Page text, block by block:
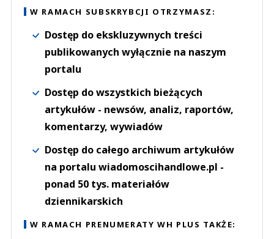
W RAMACH SUBSKRYBCJI OTRZYMASZ:
Dostęp do ekskluzywnych treści
publikowanych wyłącznie na naszym
portalu
Dostęp do wszystkich bieżących
artykułów - newsów, analiz, raportów,
komentarzy, wywiadów
Dostęp do całego archiwum artykułów
na portalu wiadomoscihandlowe.pl -
ponad 50 tys. materiałów
dziennikarskich
W RAMACH PRENUMERATY WH PLUS TAKŻE: